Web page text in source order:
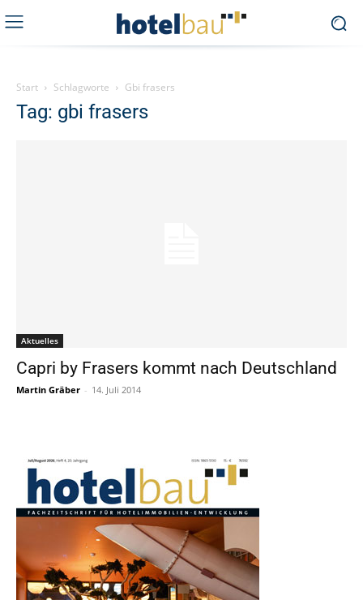
Start Schlagworte Gbi frasers
Tag: gbi frasers
Aktuelles
Capri by Frasers kommt nach Deutschland
Martin Gräber - 14. Juli 2014